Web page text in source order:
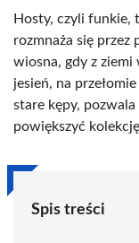
Hosty, czyli funkie,
rozmnaża się przez
wiosna, gdy z ziemi
jesień, na
stare kępy,
powiększyć
Spis treści